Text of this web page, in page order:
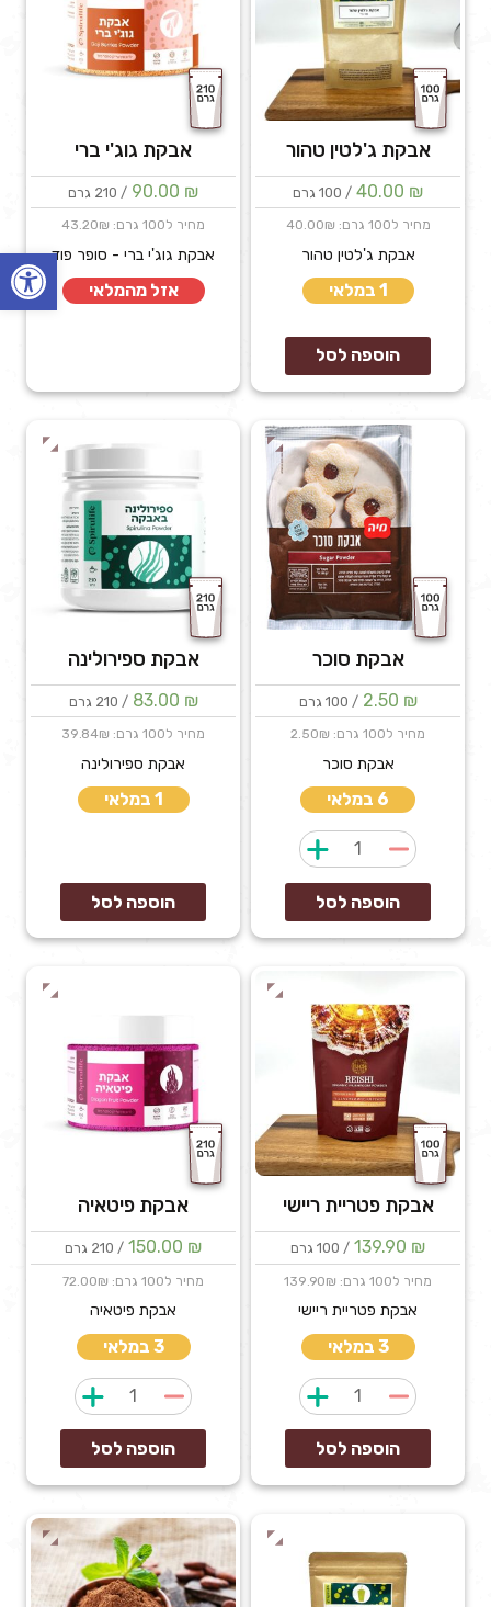
אבקת ג'לטין טהור
40.00 ₪ / 100 גרם
מחיר ל100 גרם: 40.00₪
אבקת ג'לטין טהור
1 במלאי
הוספה לסל
אבקת גוג'י ברי
90.00 ₪ / 210 גרם
מחיר ל100 גרם: 43.20₪
אבקת גוג'י ברי - סופר פוד
אזל מהמלאי
אבקת סוכר
2.50 ₪ / 100 גרם
מחיר ל100 גרם: 2.50₪
אבקת סוכר
6 במלאי
כמות
של
אבקת
סוכר
הוספה לסל
אבקת ספירולינה
83.00 ₪ / 210 גרם
מחיר ל100 גרם: 39.84₪
אבקת ספירולינה
1 במלאי
הוספה לסל
אבקת פטריית ריישי
139.90 ₪ / 100 גרם
מחיר ל100 גרם: 139.90₪
אבקת פטריית ריישי
3 במלאי
כמות
של
אבקת
פטריית
ריישי
הוספה לסל
אבקת פיטאיה
150.00 ₪ / 210 גרם
מחיר ל100 גרם: 72.00₪
אבקת פיטאיה
3 במלאי
כמות
של
אבקת
פיטאיה
הוספה לסל